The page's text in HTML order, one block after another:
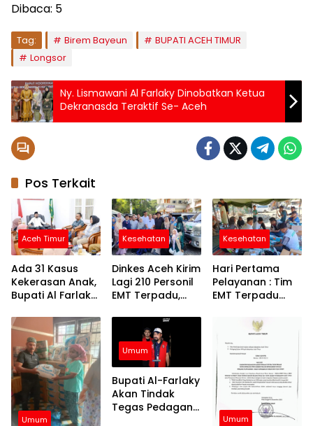
Dibaca: 5
Tag: Birem Bayeun
BUPATI ACEH TIMUR
Longsor
Ny. Lismawani Al Farlaky Dinobatkan Ketua
Dekranasda Teraktif Se- Aceh
Pos Terkait
Aceh Timur
Ada 31 Kasus
Kekerasan Anak,
Bupati Al Farlaky
Aman
Kesehatan
Dinkes Aceh Kirim
Lagi 210 Personil
EMT Terpadu,
Kabupaten
Kesehatan
Hari Pertama
Pelayanan : Tim
EMT Terpadu
Aceh Jangkau
Wilayah
Terpencil dan
Pengungsian
Umum
Umum
Bupati Al-Farlaky
Akan Tindak
Tegas Pedagang
Umum